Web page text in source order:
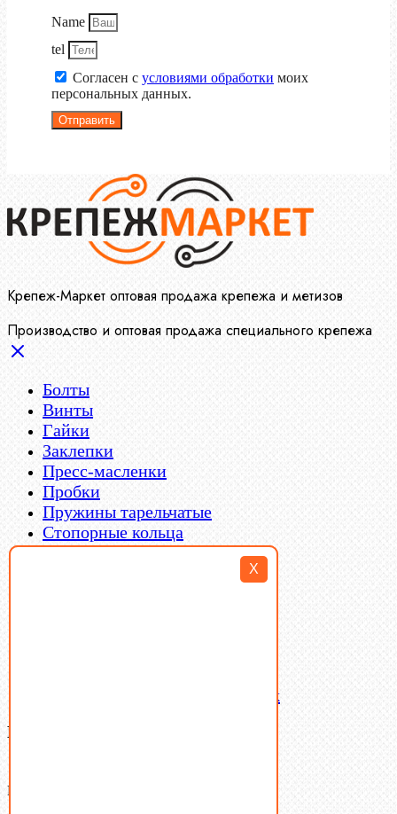
X
Name
tel
Согласен с условиями обработки моих
персональных данных.
Отправить
Крепеж-Маркет оптовая продажа крепежа и метизов
Производство и оптовая продажа специального крепежа
Болты
Винты
Гайки
Заклепки
Пресс-масленки
Пробки
Пружины тарельчатые
Стопорные кольца
Такелаж
Латунный и бронзовый крепеж
Ваша корзина
В корзине нет товаров.